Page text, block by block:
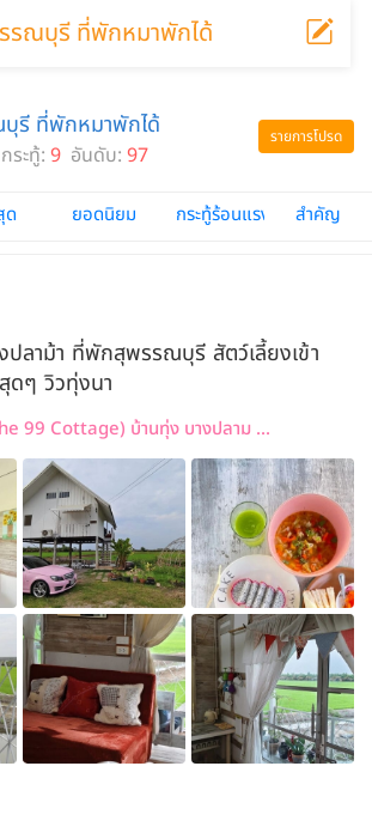
รณบุรี ที่พักหมาพักได้
รายการโปรด
รี ที่พักหมาพักได้
กระทู้: 9 อันดับ: 97
ด ยอดนิยม กระทู้ร้อนแรง สำคัญ
ปลาม้า ที่พักสุพรรณบุรี สัตว์เลี้ยงเข้า
ดๆ วิวทุ่งนา
99 Cottage) บ้านทุ่ง บางปลาม ...